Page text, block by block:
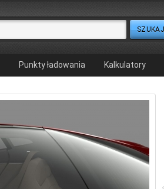
Punkty ładowania Kalkulatory